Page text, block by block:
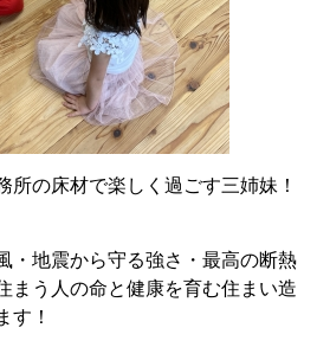
所の床材で楽しく過ごす三姉妹！
・地震から守る強さ・最高の断熱
まう人の命と健康を育む住まい造
す！